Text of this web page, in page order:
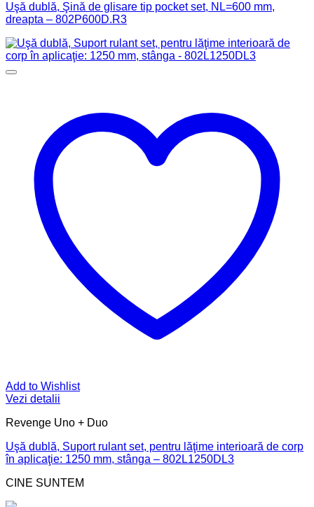
Uşă dublă, Şină de glisare tip pocket set, NL=600 mm,
dreapta – 802P600D.R3
Add to Wishlist
Vezi detalii
Revenge Uno + Duo
Uşă dublă, Suport rulant set, pentru lăţime interioară de corp
în aplicaţie: 1250 mm, stânga – 802L1250DL3
CINE SUNTEM